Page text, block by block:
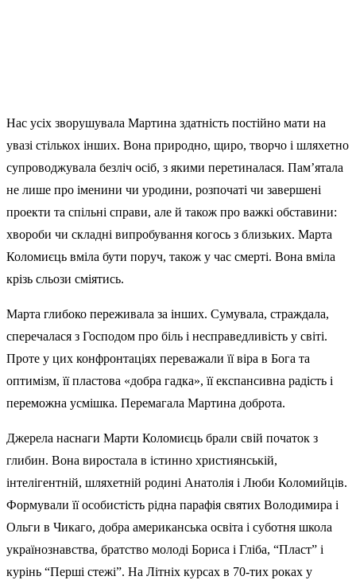
Нас усіх зворушувала Мартина здатність постійно мати на
увазі стількох інших. Вона природно, щиро, творчо і шляхетно
супроводжувала безліч осіб, з якими перетиналася. Пам’ятала
не лише про іменини чи уродини, розпочаті чи завершені
проекти та спільні справи, але й також про важкі обставини:
хвороби чи складні випробування когось з близьких. Марта
Коломиєць вміла бути поруч, також у час смерті. Вона вміла
крізь сльози сміятись.
Марта глибоко переживала за інших. Сумувала, страждала,
сперечалася з Господом про біль і несправедливість у світі.
Проте у цих конфронтаціях переважали її віра в Бога та
оптимізм, її пластова «добра гадка», її експансивна радість і
переможна усмішка. Перемагала Мартина доброта.
Джерела наснаги Марти Коломиєць брали свій початок з
глибин. Вона виростала в істинно християнській,
інтелігентній, шляхетній родині Анатолія і Люби Коломийців.
Формували її особистість рідна парафія святих Володимира і
Ольги в Чикаго, добра американська освіта і суботня школа
українознавства, братство молоді Бориса і Гліба, “Пласт” і
курінь “Перші стежі”. На Літніх курсах в 70-тих роках у